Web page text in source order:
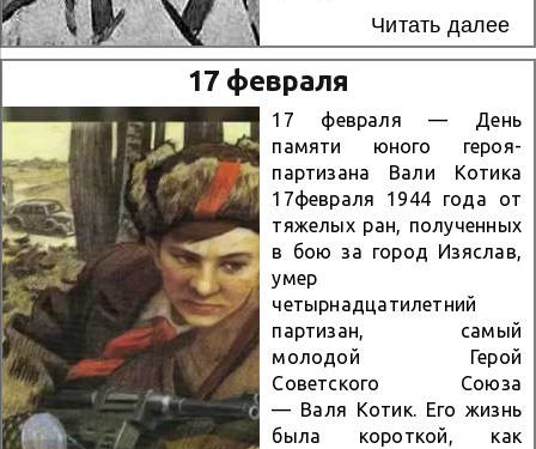
добровольческого
стрелкового корпуса
оперативной группы
генерала Герасимова
Калининского фронта,
член ВЛКСМ. Погиб в 19
лет, закрыв своей грудью
амбразуру немецкого
дзота, дав возможность
бойцам своего взвода
совершить атаку
опорного пункта. Имя
Матросова было
присвоено 254-му
гвардейскому
Читать далее
17 февраля
17 февраля — День
памяти юного героя-
партизана Вали Котика
17февраля 1944 года от
тяжелых ран, полученных
в бою за город Изяслав,
умер
четырнадцатилетний
партизан, самый
молодой Герой
Советского Союза
— Валя Котик. Его жизнь
была короткой, как